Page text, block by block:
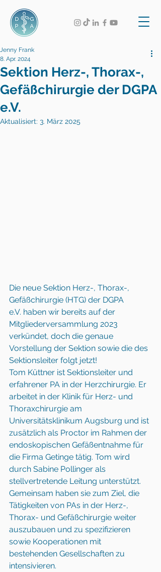
Sektion Herz-, Thorax-,
Gefäßchirurgie der DGPA
e.V.
Jenny Frank
8. Apr. 2024
Aktualisiert: 3. März 2025
Die neue Sektion Herz-, Thorax-,
Gefäßchirurgie (HTG) der DGPA
e.V. haben wir bereits auf der
Mitgliederversammlung 2023
verkündet, doch die genaue
Vorstellung der Sektion sowie die des
Sektionsleiter folgt jetzt!
Tom Küttner ist Sektionsleiter und
erfahrener PA in der Herzchirurgie. Er
arbeitet in der Klinik für Herz- und
Thoraxchirurgie am
Universitätsklinikum Augsburg und ist
zusätzlich als Proctor im Rahmen der
endoskopischen Gefäßentnahme für
die Firma Getinge tätig. Tom wird
durch Sabine Pollinger als
stellvertretende Leitung unterstützt.
Gemeinsam haben sie zum Ziel, die
Tätigkeiten von PAs in der Herz-,
Thorax- und Gefäßchirurgie weiter
auszubauen und zu spezifizieren
sowie Kooperationen mit
bestehenden Gesellschaften zu
intensivieren.